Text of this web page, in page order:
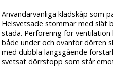
Användarvänliga klädskåp som
Helsvetsade stommar med
städa. Perforering för
både under och ovanför dörren
med dubbla längsgående
svetsat dörrstopp som står